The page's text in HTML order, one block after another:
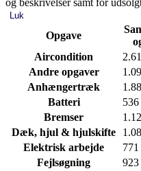
og beskrivelser samt for
Luk
Opgave
Aircondition
Andre opgaver
Anhængertræk
Batteri
536
Bremser
Dæk, hjul & hjulskifte
Elektrisk arbejde
771
Fejlsøgning
923